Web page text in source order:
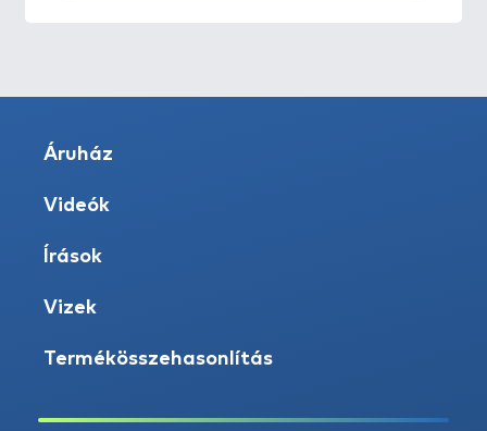
Áruház
Videók
Írások
Vizek
Termékösszehasonlítás